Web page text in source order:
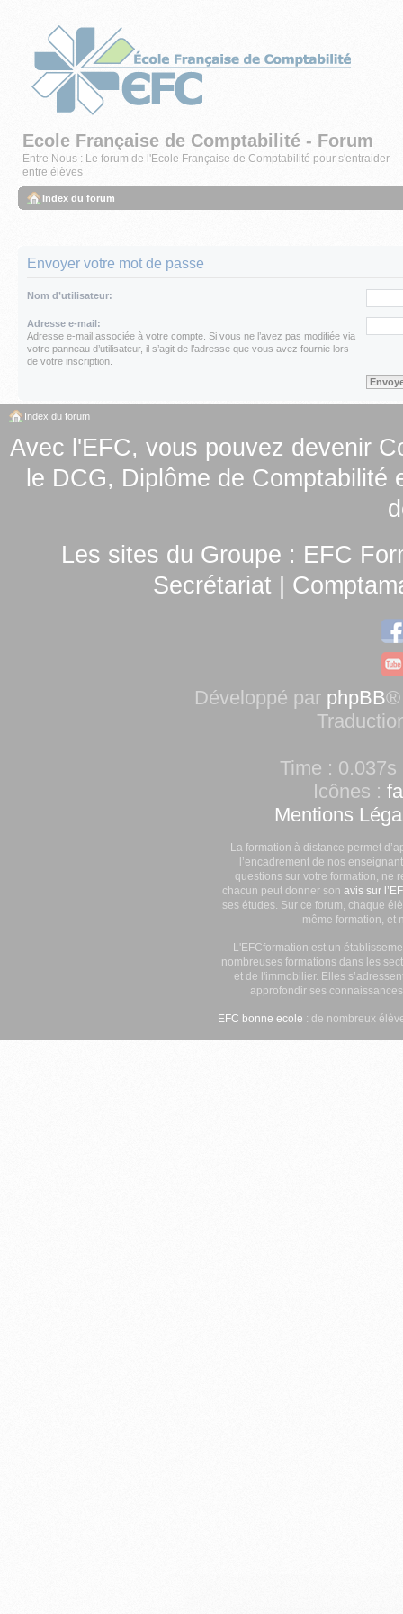
Ecole Française de Comptabilité - Forum
Entre Nous : Le forum de l'Ecole Française de Comptabilité pour s'entraider
entre élèves
Index du forum
Envoyer votre mot de passe
Nom d’utilisateur:
Adresse e-mail:
Adresse e-mail associée à votre compte. Si vous ne l’avez pas modifiée via
votre panneau d’utilisateur, il s’agit de l’adresse que vous avez fournie lors
de votre inscription.
Index du forum
Avec l'EFC, vous pouvez devenir
le DCG, Diplôme de Comptabilité
Les sites du Groupe : EFC
Secrétariat
Développé par phpBB®
Time :
Icônes :
Mentions
La formation à distance permet
l’encadrement de nos
questions sur votre formation, ne
chacun peut donner son avis sur
ses études. Sur ce forum, chaque
même formation, et
L'EFCformation est un
nombreuses formations dans les
et de l'immobilier. Elles
approfondir ses
EFC bonne ecole : de nombreux